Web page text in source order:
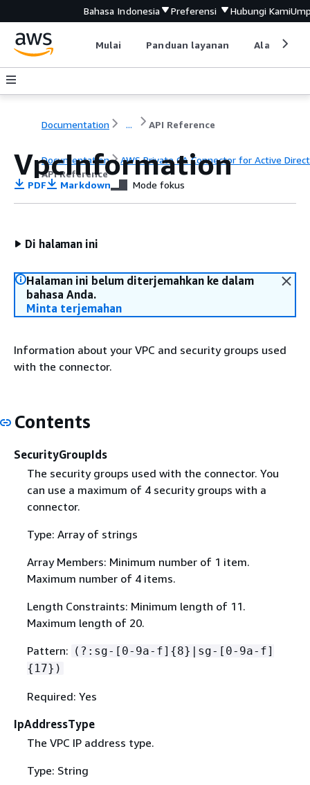
Bahasa Indonesia Preferensi Hubungi Kami
Mulai Panduan layanan Alat
Documentation ... API Reference
Documentation
AWS Private CA Connector for Active
API Reference
VpcInformation
PDF Markdown Mode fokus
Di halaman ini
Halaman ini belum diterjemahkan ke dalam
bahasa Anda.
Minta terjemahan
Information about your VPC and security groups used
with the connector.
Contents
SecurityGroupIds
The security groups used with the connector. You
can use a maximum of 4 security groups with a
connector.
Type: Array of strings
Array Members: Minimum number of 1 item.
Maximum number of 4 items.
Length Constraints: Minimum length of 11.
Maximum length of 20.
Pattern: (?:sg-[0-9a-f] {8}|sg-[0-9a-f]
{ 17})
Required: Yes
IpAddressType
The VPC IP address type.
Type: String